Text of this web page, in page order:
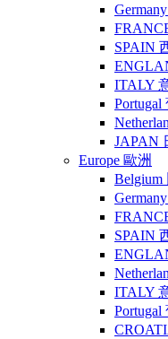
SPAIN
ITALY
Portugal
JAPAN
Europe 歐洲
Belgium
SPAIN
ITALY
Portugal